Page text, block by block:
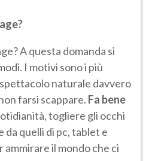
A questa domanda si
I motivi sono i più
naturale davvero
farsi scappare. Fa bene
togliere gli occhi
da quelli di pc, tablet e
il mondo che ci